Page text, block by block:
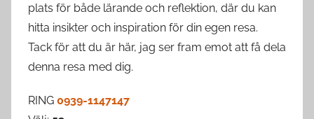
plats för både lärande och reflektion, där du kan
hitta insikter och inspiration för din egen resa.
Tack för att du är här, jag ser fram emot att få dela
denna resa med dig.
RING 0939-1147147